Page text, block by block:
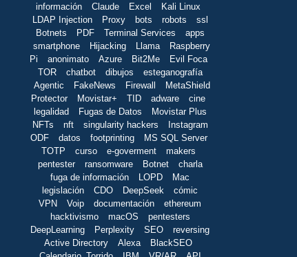
información
Claude Excel
Kali Linux
LDAP Injection
Proxy bots robots
ssl
Botnets
PDF Terminal Services
apps
smartphone
Hijacking Llama
Raspberry
Pi
anonimato Azure Bit2Me
Evil Foca
TOR
chatbot dibujos
esteganografía
Agentic
FakeNews Firewall
MetaShield
Protector
Movistar+ TID adware
cine
legalidad
Fugas de Datos
Movistar Plus
NFTs
nft singularity hackers
Instagram
ODF
datos footprinting
MS SQL Server
TOTP
curso e-goverment
makers
pentester
ransomware Botnet
charla
fuga de información
LOPD
Mac
legislación
CDO DeepSeek
cómic
VPN
Voip documentación
ethereum
hacktivismo
macOS
pentesters
DeepLearning
Perplexity SEO
reversing
Active Directory
Alexa
BlackSEO